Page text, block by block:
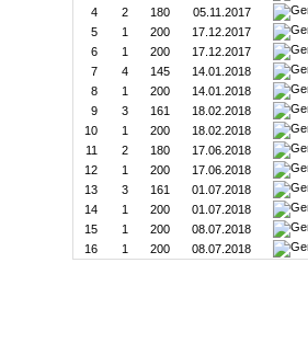
4
2 180
05.11.2017
5
1 200
17.12.2017
6
1 200
17.12.2017
7
4 145
14.01.2018
8
1 200
14.01.2018
9
3 161
18.02.2018
10
1 200
18.02.2018
11
2 180
17.06.2018
12
1 200
17.06.2018
13
3 161
01.07.2018
14
1 200
01.07.2018
15
1 200
08.07.2018
16
1 200 08.07.2018